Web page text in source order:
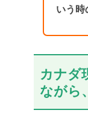
いう時
カナダ
ながら